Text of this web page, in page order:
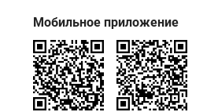
Мобильное приложение